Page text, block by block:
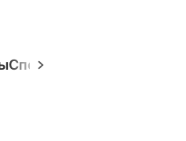
Спецпроекты